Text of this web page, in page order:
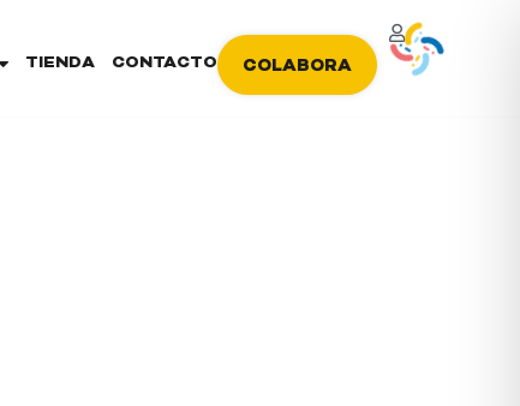
TIENDA CONTACTO COLABORA